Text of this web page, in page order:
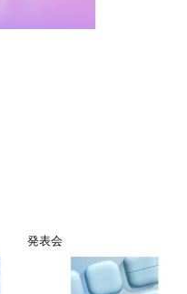
発表会